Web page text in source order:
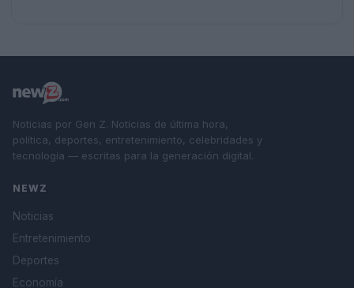
Noticias por Gen Z. Noticias de última hora,
política, deportes, entretenimiento, celebridades y
tecnología — escritas para la generación digital.
NEWZ
Noticias
Entretenimiento
Deportes
Economía